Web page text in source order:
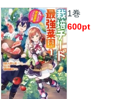
＆トンデモ菜園コミックが単行本
1巻
600pt